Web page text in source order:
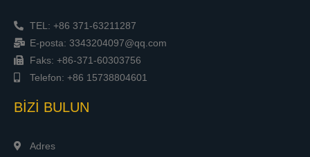
TEL: +86 371-63211287
E-posta: 3343204097@qq.com
Faks: +86-371-60303756
Telefon: +86 15738804601
BİZİ BULUN
Adres